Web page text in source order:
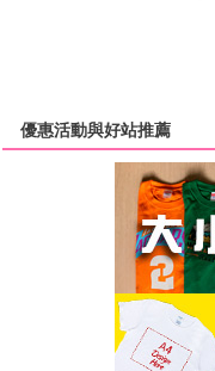
優惠活動與好站推薦